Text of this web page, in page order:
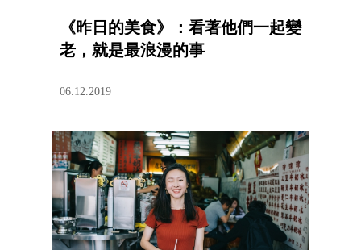
《昨日的美食》：看著他們一起變
老，就是最浪漫的事
06.12.2019